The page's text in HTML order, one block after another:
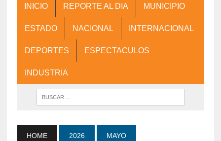
INICIO REPORTE AL DIA MUNICIPIO
ESTADO NACIONAL INTERNACIONAL
DEPORTES ESPECTACULOS
INDUSTRIA
HOME 2026 MAYO